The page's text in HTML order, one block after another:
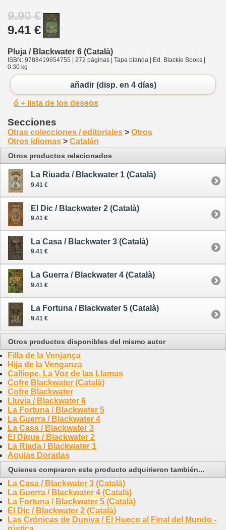
9.90 €
9.41 €
Pluja / Blackwater 6 (Català)
ISBN: 9788419654755 | 272 páginas | Tapa blanda | Ed. Blackie Books |
0.30 kg
añadir (disp. en 4 días)
ó + lista de los deseos
Secciones
Otras colecciones / editoriales > Otros
Otros idiomas > Catalán
Otros productos relacionados
La Riuada / Blackwater 1 (Català)
9.41 €
El Dic / Blackwater 2 (Català)
9.41 €
La Casa / Blackwater 3 (Català)
9.41 €
La Guerra / Blackwater 4 (Català)
9.41 €
La Fortuna / Blackwater 5 (Català)
9.41 €
Otros productos disponibles del mismo autor
Filla de la Venjança
Hija de la Venganza
Calliope. La Voz de las Llamas
Cofre Blackwater (Català)
Cofre Blackwater
Lluvia / Blackwater 6
La Fortuna / Blackwater 5
La Guerra / Blackwater 4
La Casa / Blackwater 3
El Dique / Blackwater 2
La Riada / Blackwater 1
Agujas Doradas
Quienes compraron este producto adquirieron también...
La Casa / Blackwater 3 (Català)
La Guerra / Blackwater 4 (Català)
La Fortuna / Blackwater 5 (Català)
El Dic / Blackwater 2 (Català)
Las Crónicas de Duniya / El Hueco al Final del Mundo -